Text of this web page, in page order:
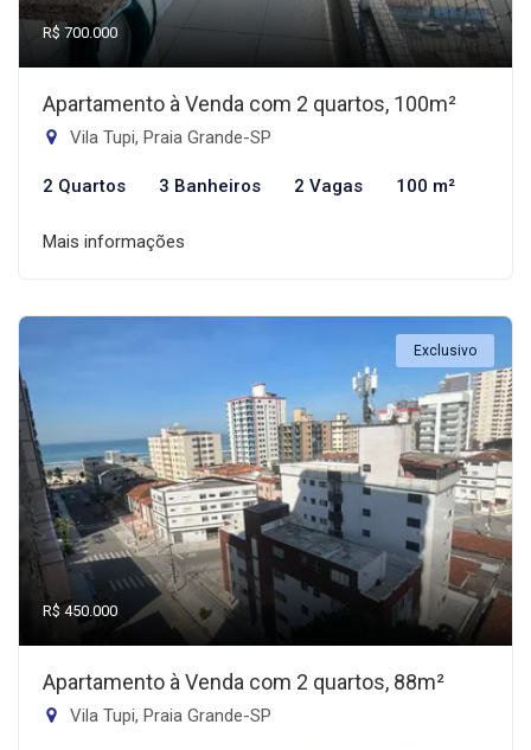
R$ 700.000
Apartamento à Venda com 2 quartos, 100m²
Vila Tupi, Praia Grande-SP
2 Quartos 3 Banheiros 2 Vagas 100 m²
Mais informações
Exclusivo
R$ 450.000
Apartamento à Venda com 2 quartos, 88m²
Vila Tupi, Praia Grande-SP